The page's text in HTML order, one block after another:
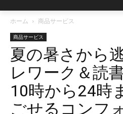
ホーム 商品サービス
商品サービス
夏の暑さから
レワーク＆読
10時から24時
ごせるコンフ